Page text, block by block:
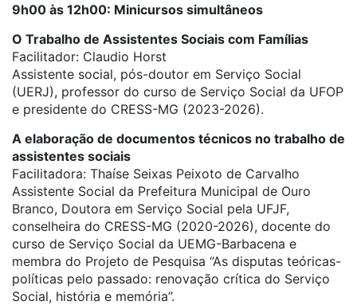
9h00 às 12h00: Minicursos simultâneos
O Trabalho de Assistentes Sociais com Famílias
Facilitador: Claudio Horst
Assistente social, pós-doutor em Serviço Social
(UERJ), professor do curso de Serviço Social da UFOP
e presidente do CRESS-MG (2023-2026).
A elaboração de documentos técnicos no trabalho de
assistentes sociais
Facilitadora: Thaíse Seixas Peixoto de Carvalho
Assistente Social da Prefeitura Municipal de Ouro
Branco, Doutora em Serviço Social pela UFJF,
conselheira do CRESS-MG (2020-2026), docente do
curso de Serviço Social da UEMG-Barbacena e
membra do Projeto de Pesquisa “As disputas teóricas-
políticas pelo passado: renovação crítica do Serviço
Social, história e memória”.